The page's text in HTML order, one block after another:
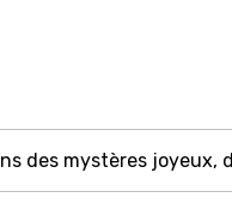
des mystères joyeux,